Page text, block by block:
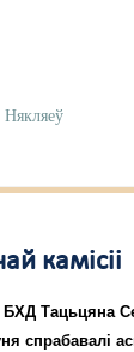
Някляеў
камісіі
БХД Тацьцяна
спрабавалі